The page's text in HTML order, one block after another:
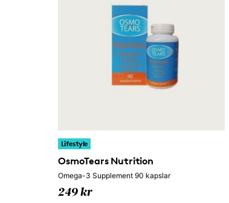
Lifestyle
OsmoTears Nutrition
Omega-3 Supplement 90 kapslar
249 kr